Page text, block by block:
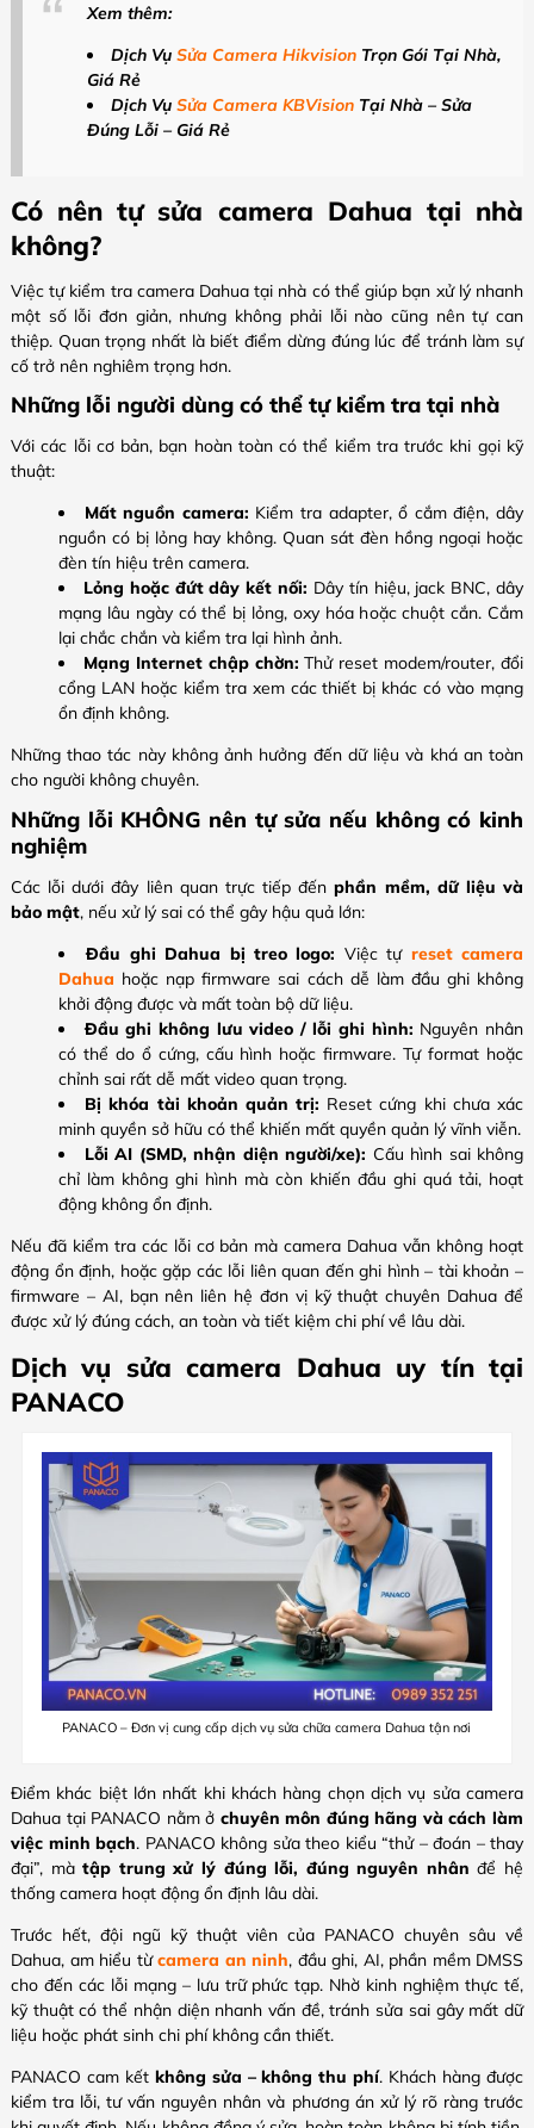
Xem thêm:
Dịch Vụ Sửa Camera Hikvision Trọn Gói Tại Nhà,
Giá Rẻ
Dịch Vụ Sửa Camera KBVision Tại Nhà – Sửa
Đúng Lỗi – Giá Rẻ
Có nên tự sửa camera Dahua tại nhà
không?
Việc tự kiểm tra camera Dahua tại nhà có thể giúp bạn xử lý nhanh
một số lỗi đơn giản, nhưng không phải lỗi nào cũng nên tự can
thiệp. Quan trọng nhất là biết điểm dừng đúng lúc để tránh làm sự
cố trở nên nghiêm trọng hơn.
Những lỗi người dùng có thể tự kiểm tra tại nhà
Với các lỗi cơ bản, bạn hoàn toàn có thể kiểm tra trước khi gọi kỹ
thuật:
Mất nguồn camera: Kiểm tra adapter, ổ cắm điện, dây
nguồn có bị lỏng hay không. Quan sát đèn hồng ngoại hoặc
đèn tín hiệu trên camera.
Lỏng hoặc đứt dây kết nối: Dây tín hiệu, jack BNC, dây
mạng lâu ngày có thể bị lỏng, oxy hóa hoặc chuột cắn. Cắm
lại chắc chắn và kiểm tra lại hình ảnh.
Mạng Internet chập chờn:Thử reset modem/router, đổi
cổng LAN hoặc kiểm tra xem các thiết bị khác có vào mạng
ổn định không.
Những thao tác này không ảnh hưởng đến dữ liệu và khá an toàn
cho người không chuyên.
Những lỗi KHÔNG nên tự sửa nếu không có kinh
nghiệm
Các lỗi dưới đây liên quan trực tiếp đếnphần mềm, dữ liệu và
bảo mật, nếu xử lý sai có thể gây hậu quả lớn:
Đầu ghi Dahua bị treo logo: Việc tự reset camera
Dahua hoặc nạp firmware sai cách dễ làm đầu ghi không
khởi động được và mất toàn bộ dữ liệu.
Đầu ghi không lưu video / lỗi ghi hình: Nguyên nhân
có thể do ổ cứng, cấu hình hoặc firmware. Tự format hoặc
chỉnh sai rất dễ mất video quan trọng.
Bị khóa tài khoản quản trị: Reset cứng khi chưa xác
minh quyền sở hữu có thể khiến mất quyền quản lý vĩnh viễn.
Lỗi AI (SMD, nhận diện người/xe): Cấu hình sai không
chỉ làm không ghi hình mà còn khiến đầu ghi quá tải, hoạt
động không ổn định.
Nếu đã kiểm tra các lỗi cơ bản mà camera Dahua vẫn không hoạt
động ổn định, hoặc gặp các lỗi liên quan đến ghi hình – tài khoản –
firmware – AI, bạn nên liên hệ đơn vị kỹ thuật chuyên Dahua để
được xử lý đúng cách, an toàn và tiết kiệm chi phí về lâu dài.
Dịch vụ sửa camera Dahua uy tín tại
PANACO
PANACO – Đơn vị cung cấp dịch vụ sửa chữa camera Dahua tận nơi
Điểm khác biệt lớn nhất khi khách hàng chọn dịch vụ sửa camera
Dahua tại PANACO nằm ở chuyên môn đúng hãng và cách làm
việc minh bạch. PANACO không sửa theo kiểu “thử – đoán – thay
đại”, màtập trung xử lý đúng lỗi, đúng nguyên nhân để hệ
thống camera hoạt động ổn định lâu dài.
Trước hết, đội ngũ kỹ thuật viên của PANACO chuyên sâu về
Dahua, am hiểu từcamera an ninh, đầu ghi, AI, phần mềm DMSS
cho đến các lỗi mạng – lưu trữ phức tạp. Nhờ kinh nghiệm thực tế,
kỹ thuật có thể nhận diện nhanh vấn đề, tránh sửa sai gây mất dữ
liệu hoặc phát sinh chi phí không cần thiết.
PANACO cam kết không sửa – không thu phí. Khách hàng được
kiểm tra lỗi, tư vấn nguyên nhân và phương án xử lý rõ ràng trước